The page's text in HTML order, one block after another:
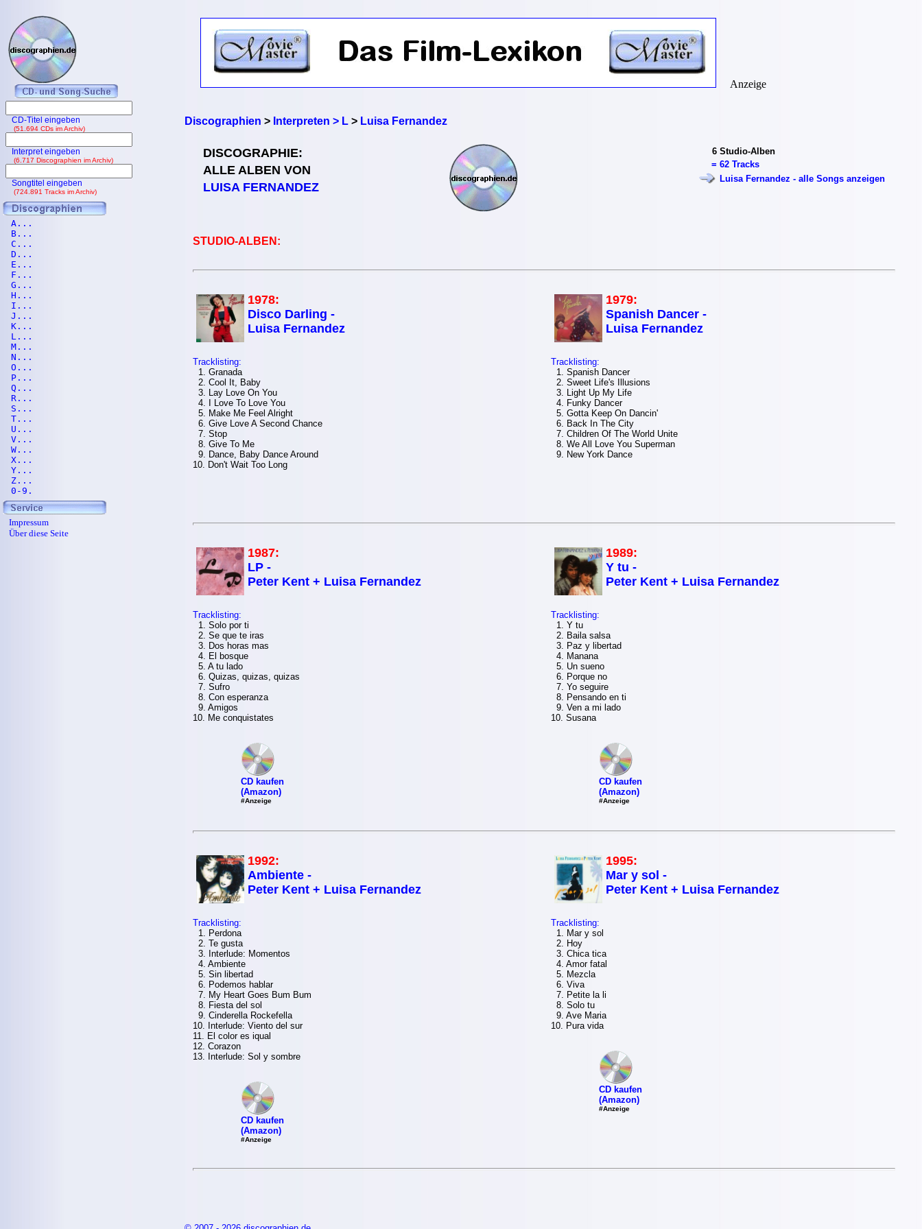
Discographien > Interpreten > L> Luisa Fernandez
DISCOGRAPHIE:
ALLE ALBEN VON
LUISA FERNANDEZ
6 Studio-Alben
= 62 Tracks
Luisa Fernandez - alle Songs anzeigen
STUDIO-ALBEN:
1978:
Disco Darling -
Luisa Fernandez
Tracklisting:
1. Granada
2. Cool It, Baby
3. Lay Love On You
4. I Love To Love You
5. Make Me Feel Alright
6. Give Love A Second Chance
7. Stop
8. Give To Me
9. Dance, Baby Dance Around
10. Don't Wait Too Long
1979:
Spanish Dancer -
Luisa Fernandez
Tracklisting:
1. Spanish Dancer
2. Sweet Life's Illusions
3. Light Up My Life
4. Funky Dancer
5. Gotta Keep On Dancin'
6. Back In The City
7. Children Of The World Unite
8. We All Love You Superman
9. New York Dance
1987:
LP -
Peter Kent + Luisa Fernandez
Tracklisting:
1. Solo por ti
2. Se que te iras
3. Dos horas mas
4. El bosque
5. A tu lado
6. Quizas, quizas, quizas
7. Sufro
8. Con esperanza
9. Amigos
10. Me conquistates
CD kaufen
(Amazon)
#Anzeige
1989:
Y tu -
Peter Kent + Luisa Fernandez
Tracklisting:
1. Y tu
2. Baila salsa
3. Paz y libertad
4. Manana
5. Un sueno
6. Porque no
7. Yo seguire
8. Pensando en ti
9. Ven a mi lado
10. Susana
CD kaufen
(Amazon)
#Anzeige
1992:
Ambiente -
Peter Kent + Luisa Fernandez
Tracklisting:
1. Perdona
2. Te gusta
3. Interlude: Momentos
4. Ambiente
5. Sin libertad
6. Podemos hablar
7. My Heart Goes Bum Bum
8. Fiesta del sol
9. Cinderella Rockefella
10. Interlude: Viento del sur
11. El color es iqual
12. Corazon
13. Interlude: Sol y sombre
CD kaufen
(Amazon)
#Anzeige
1995:
Mar y sol -
Peter Kent + Luisa Fernandez
Tracklisting:
1. Mar y sol
2. Hoy
3. Chica tica
4. Amor fatal
5. Mezcla
6. Viva
7. Petite la li
8. Solo tu
9. Ave Maria
10. Pura vida
CD kaufen
(Amazon)
#Anzeige
Anzeige
CD-Titel eingeben
(51.694 CDs im Archiv)
Interpret eingeben
(6.717 Discographien im Archiv)
Songtitel eingeben
(724.891 Tracks im Archiv)
A...
B...
C...
D...
E...
F...
G...
H...
I...
J...
K...
L...
M...
N...
O...
P...
Q...
R...
S...
T...
U...
V...
W...
X...
Y...
Z...
0-9.
Impressum
Über diese Seite